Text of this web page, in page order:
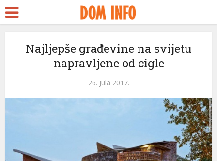
Najljepše građevine na svijetu
napravljene od cigle
26. Jula 2017.